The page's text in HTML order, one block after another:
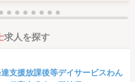
求人を探す
支援放課後等デイサービスわん